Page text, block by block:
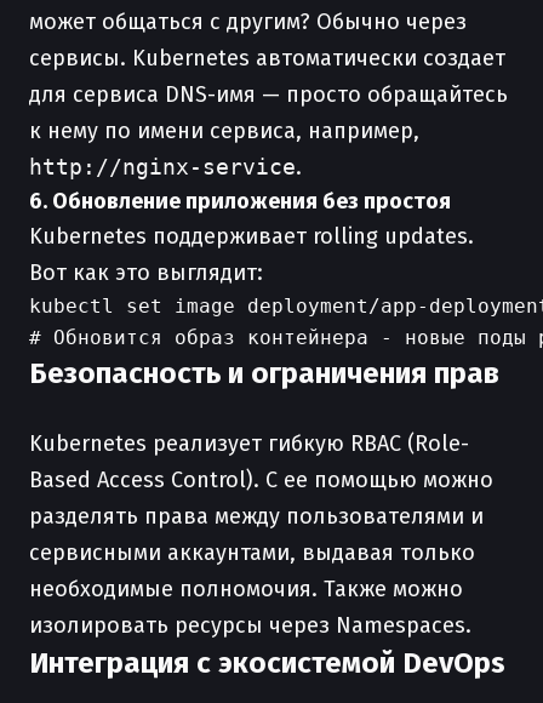
может общаться с другим? Обычно через
сервисы. Kubernetes автоматически создает
для сервиса DNS-имя — просто обращайтесь
к нему по имени сервиса, например,
http://nginx-service.
6. Обновление приложения без простоя
Kubernetes поддерживает rolling updates.
Вот как это выглядит:
kubectl set image deployment/app-
Безопасность и ограничения прав
Kubernetes реализует гибкую RBAC (Role-
Based Access Control). С ее помощью можно
разделять права между пользователями и
сервисными аккаунтами, выдавая только
необходимые полномочия. Также можно
изолировать ресурсы через Namespaces.
Интеграция с экосистемой DevOps